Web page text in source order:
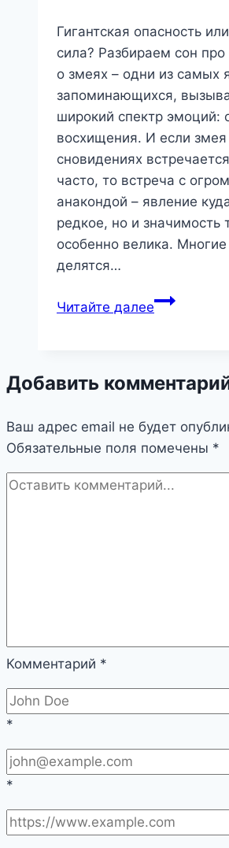
Гигантская опасность
сила? Разбираем сон
о змеях – одни из самых
запоминающихся,
широкий спектр эмоций:
восхищения. И если змея
сновидениях
часто, то встреча с
анакондой – явление
редкое, но и значимость
особенно велика.
делятся…
Читайте далееГигантская
сила?
сон
про
анаконду
Добавить
Ваш адрес email не будет
Обязательные поля помечены *
Комментарий *
*
*